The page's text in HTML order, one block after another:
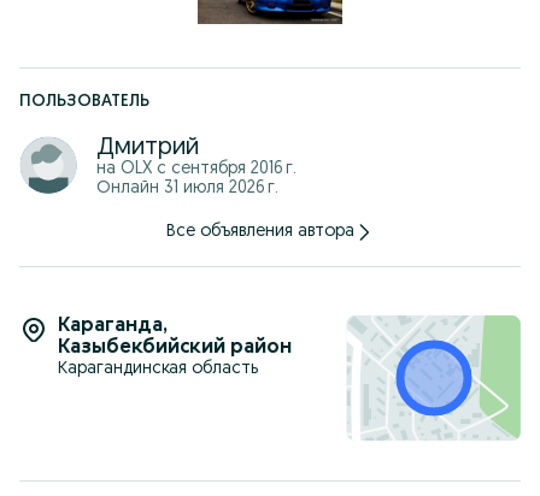
ПОЛЬЗОВАТЕЛЬ
Дмитрий
на OLX с сентября 2016 г.
Онлайн 31 июля 2026 г.
Все объявления автора
Караганда,
Казыбекбийский район
Карагандинская область